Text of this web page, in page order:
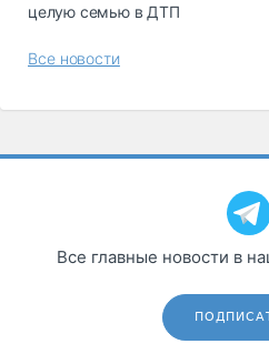
целую семью в ДТП
Все новости
Все главные новости в